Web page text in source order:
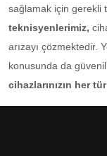
sağlamak için gerekli
teknisyenlerimiz,
arızayı çözmektedir.
konusunda da
cihazlarınızın her